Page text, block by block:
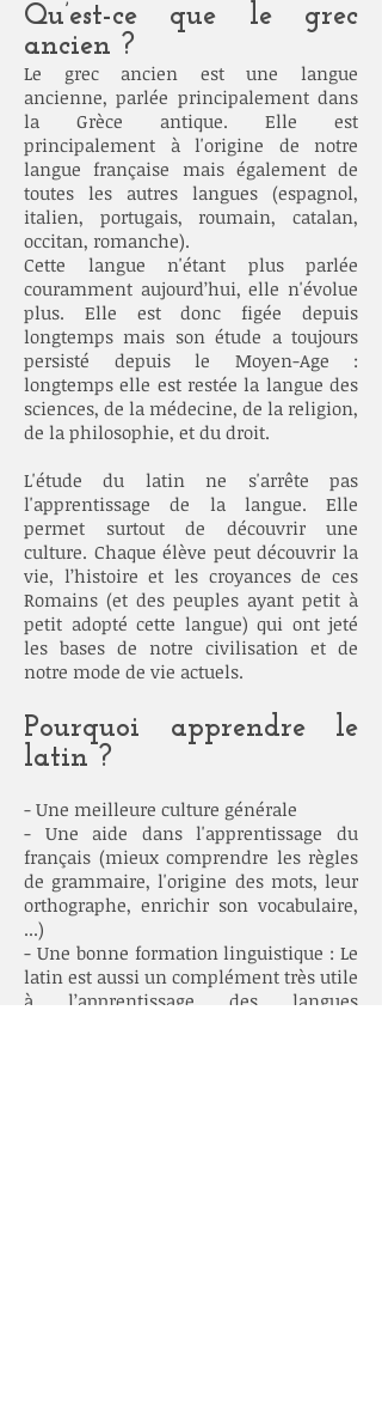
Qu’est-ce que le grec
ancien ?
Le grec ancien est une langue
ancienne, parlée principalement dans
la Grèce antique. Elle est
principalement à l'origine de notre
langue française mais également de
toutes les autres langues (espagnol,
italien, portugais, roumain, catalan,
occitan, romanche).
Cette langue n'étant plus parlée
couramment aujourd’hui, elle n'évolue
plus. Elle est donc figée depuis
longtemps mais son étude a toujours
persisté depuis le Moyen-Age :
longtemps elle est restée la langue des
sciences, de la médecine, de la religion,
de la philosophie, et du droit.
L'étude du latin ne s'arrête pas
l'apprentissage de la langue. Elle
permet surtout de découvrir une
culture. Chaque élève peut découvrir la
vie, l’histoire et les croyances de ces
Romains (et des peuples ayant petit à
petit adopté cette langue) qui ont jeté
les bases de notre civilisation et de
notre mode de vie actuels.
Pourquoi apprendre le
latin ?
- Une meilleure culture générale
- Une aide dans l'apprentissage du
français (mieux comprendre les règles
de grammaire, l'origine des mots, leur
orthographe, enrichir son vocabulaire,
...)
- Une bonne formation linguistique : Le
latin est aussi un complément très utile
à l’apprentissage des langues